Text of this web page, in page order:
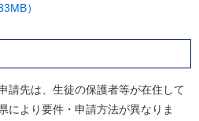
）
請先は、生徒の保護者等が在住して
により要件・申請方法が異なりま